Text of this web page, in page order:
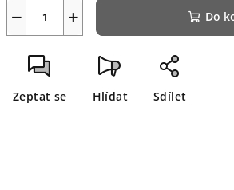
+
− Do
Zeptat se Hlídat Sdílet